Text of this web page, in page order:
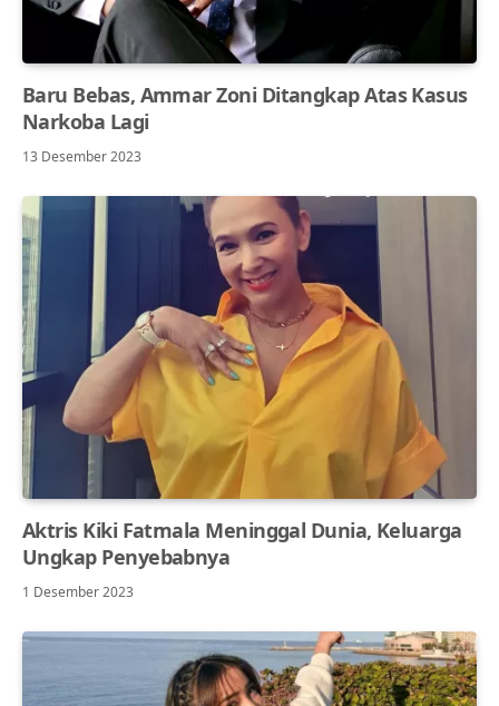
Baru Bebas, Ammar Zoni Ditangkap Atas Kasus
Narkoba Lagi
13 Desember 2023
Aktris Kiki Fatmala Meninggal Dunia, Keluarga
Ungkap Penyebabnya
1 Desember 2023